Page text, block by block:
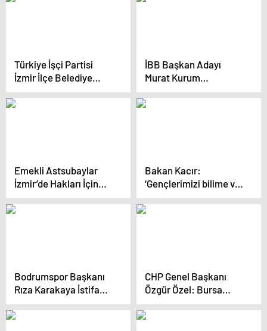
Türkiye İşçi Partisi
İzmir İlçe Belediye
Başkan Adayları
Tanıtıldı
İBB Başkan Adayı
Murat Kurum
Küçükçekmece’de
Miting Düzenledi
Emekli Astsubaylar
İzmir’de Hakları İçin
Mücadele Ediyor
Bakan Kacır:
‘Gençlerimizi bilime ve
teknolojiye
yönlendiriyoruz’
Bodrumspor Başkanı
Rıza Karakaya İstifa
Etti
CHP Genel Başkanı
Özgür Özel: Bursa
Büyükşehir Belediyesi
Bursalıların Olacak